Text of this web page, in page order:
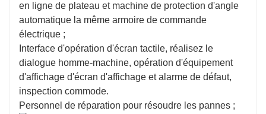
en ligne de plateau et machine de protection d'angle
automatique la même armoire de commande
électrique ;
Interface d'opération d'écran tactile, réalisez le
dialogue homme-machine, opération d'équipement
d'affichage d'écran d'affichage et alarme de défaut,
inspection commode.
Personnel de réparation pour résoudre les pannes ;